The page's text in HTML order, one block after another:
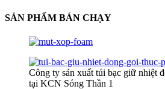
SẢN PHẨM BÁN CHẠY
Công ty sản xuất túi bạc giữ nhiệt
tại KCN Sóng Thần 1